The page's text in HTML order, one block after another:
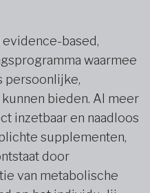
based,
waarmee
persoonlijke,
bieden. Al meer
inzetbaar en naadloos
supplementen,
door
van metabolische